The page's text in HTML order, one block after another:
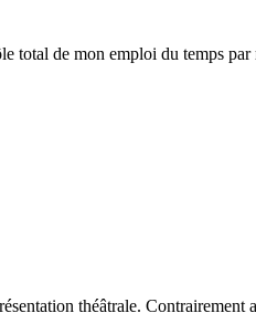
total de mon emploi du temps par
théâtrale. Contrairement